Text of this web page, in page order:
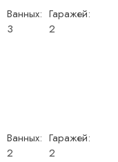
Ванных:
3
Гаражей:
2
Ванных:
2
Гаражей:
2